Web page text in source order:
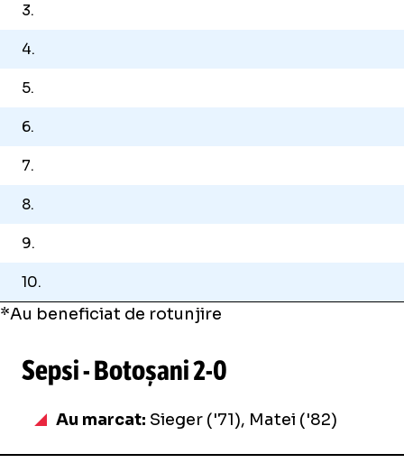
3.
4.
5.
6.
7.
8.
9.
10.
*Au beneficiat de rotunjire
Sepsi - Botoșani2-0
Au marcat: Sieger ('71), Matei ('82)